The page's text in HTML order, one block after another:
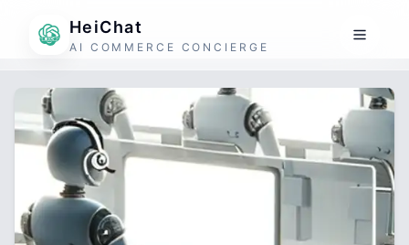
HeiChat
AI COMMERCE CONCIERGE